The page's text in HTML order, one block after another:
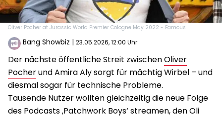
Oliver Pocher at Jurassic World Premier Cologne May 2022 - Famous
Bang Showbiz | 23.05.2026, 12:00 Uhr
Der nächste öffentliche Streit zwischenOliver
Pocherund Amira Aly sorgt für mächtig Wirbel – und
diesmal sogar für technische Probleme.
Tausende Nutzer wollten gleichzeitig die neue Folge
des Podcasts ‚Patchwork Boys‘ streamen, den Oli